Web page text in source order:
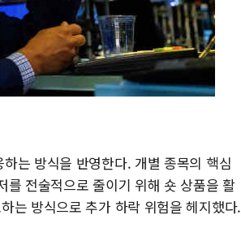
는 방식을 반영한다. 개별 종목의 핵심
전술적으로 줄이기 위해 숏 상품을 활
는 방식으로 추가 하락 위험을 헤지했다.